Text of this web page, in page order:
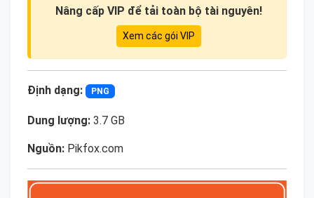
Nâng cấp VIP để tải toàn bộ tài nguyên!
Xem các gói VIP
Định dạng: PNG
Dung lượng: 3.7 GB
Nguồn: Pikfox.com